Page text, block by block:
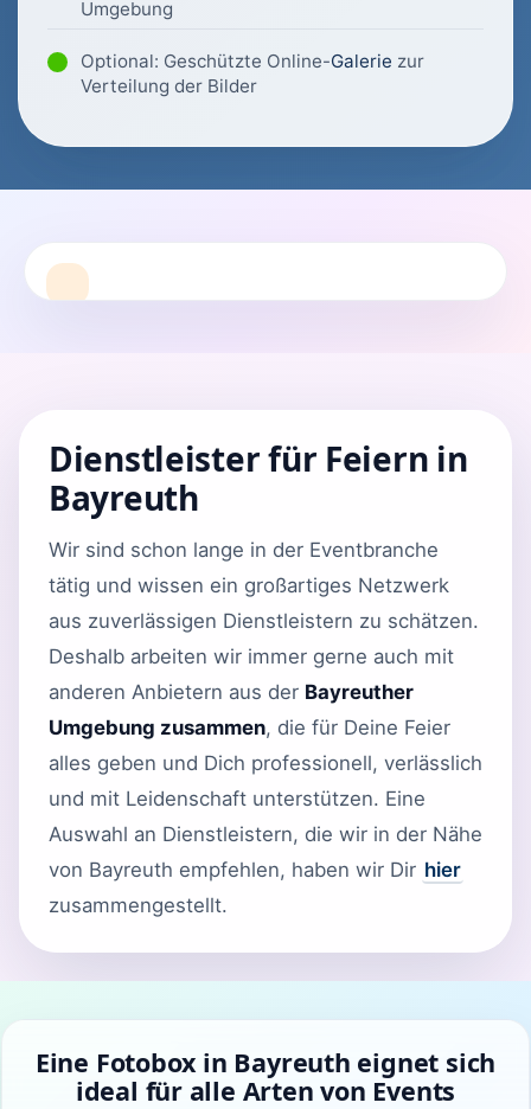
Umgebung
Optional: Geschützte Online-Galerie zur
Verteilung der Bilder
Dienstleister für Feiern in
Bayreuth
Wir sind schon lange in der Eventbranche
tätig und wissen ein großartiges Netzwerk
aus zuverlässigen Dienstleistern zu schätzen.
Deshalb arbeiten wir immer gerne auch mit
anderen Anbietern aus der Bayreuther
Umgebung zusammen, die für Deine Feier
alles geben und Dich professionell, verlässlich
und mit Leidenschaft unterstützen. Eine
Auswahl an Dienstleistern, die wir in der Nähe
von Bayreuth empfehlen, haben wir Dir hier
zusammengestellt.
Eine Fotobox in Bayreuth eignet sich
ideal für alle Arten von Events